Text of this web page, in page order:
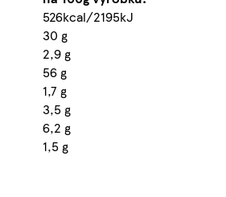
526kcal/2195kJ
30 g
2,9 g
56 g
1,7 g
3,5 g
6,2 g
1,5 g